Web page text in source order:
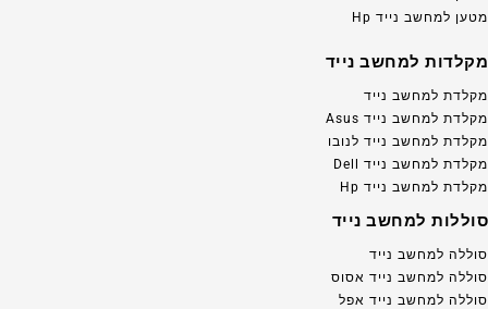
מטען למחשב נייד Hp
מקלדות למחשב נייד
מקלדת למחשב נייד
מקלדת למחשב נייד Asus
מקלדת למחשב נייד לנובו
מקלדת למחשב נייד Dell
מקלדת למחשב נייד Hp
סוללות למחשב נייד
סוללה למחשב נייד
סוללה למחשב נייד אסוס
סוללה למחשב נייד אפל